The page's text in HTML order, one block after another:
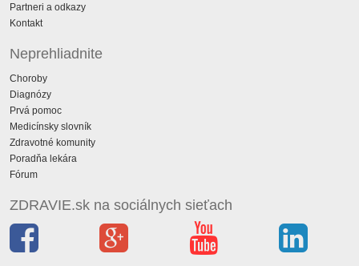
Partneri a odkazy
Kontakt
Neprehliadnite
Choroby
Diagnózy
Prvá pomoc
Medicínsky slovník
Zdravotné komunity
Poradňa lekára
Fórum
ZDRAVIE.sk na sociálnych sieťach